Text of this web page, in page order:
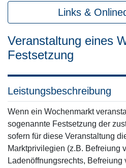
Links &
Veranstaltung eines
Festsetzung
Leistungsbeschreibung
Wenn ein Wochenmarkt
sogenannte Festsetzung der
sofern für diese Veranstaltung
Marktprivilegien (z.B. Befreiung
Ladenöffnungsrechts, Befreiung